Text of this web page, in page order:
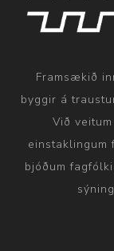
Framsækið
byggir á
Við
einstaklingum
bjóðum